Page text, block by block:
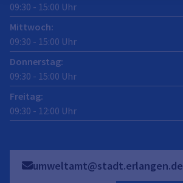
09:30 - 15:00 Uhr
Mittwoch:
09:30 - 15:00 Uhr
Donnerstag:
09:30 - 15:00 Uhr
Freitag:
09:30 - 12:00 Uhr
umweltamt@stadt.erlangen.de